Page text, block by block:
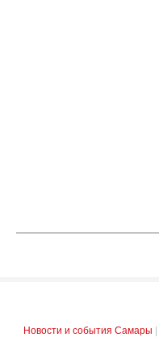
Новости и события Самары